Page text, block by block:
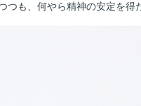
も、何やら精神の安定を得